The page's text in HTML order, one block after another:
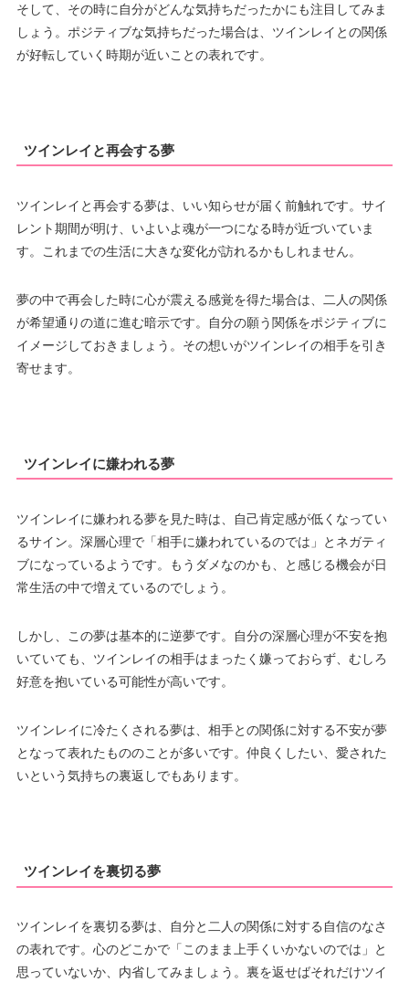
そして、その時に自分がどんな気持ちだったかにも注目してみま
しょう。ポジティブな気持ちだった場合は、ツインレイとの関係
が好転していく時期が近いことの表れです。
ツインレイと再会する夢
ツインレイと再会する夢は、いい知らせが届く前触れです。サイ
レント期間が明け、いよいよ魂が一つになる時が近づいていま
す。これまでの生活に大きな変化が訪れるかもしれません。
夢の中で再会した時に心が震える感覚を得た場合は、二人の関係
が希望通りの道に進む暗示です。自分の願う関係をポジティブに
イメージしておきましょう。その想いがツインレイの相手を引き
寄せます。
ツインレイに嫌われる夢
ツインレイに嫌われる夢を見た時は、自己肯定感が低くなってい
るサイン。深層心理で「相手に嫌われているのでは」とネガティ
ブになっているようです。もうダメなのかも、と感じる機会が日
常生活の中で増えているのでしょう。
しかし、この夢は基本的に逆夢です。自分の深層心理が不安を抱
いていても、ツインレイの相手はまったく嫌っておらず、むしろ
好意を抱いている可能性が高いです。
ツインレイに冷たくされる夢は、相手との関係に対する不安が夢
となって表れたもののことが多いです。仲良くしたい、愛された
いという気持ちの裏返しでもあります。
ツインレイを裏切る夢
ツインレイを裏切る夢は、自分と二人の関係に対する自信のなさ
の表れです。心のどこかで「このまま上手くいかないのでは」と
思っていないか、内省してみましょう。裏を返せばそれだけツイ